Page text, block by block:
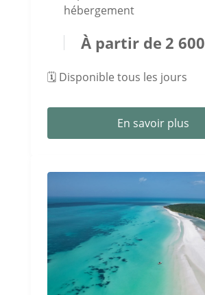
hébergement
2 600
🗓️ Disponible tous les jours
En savoir plus